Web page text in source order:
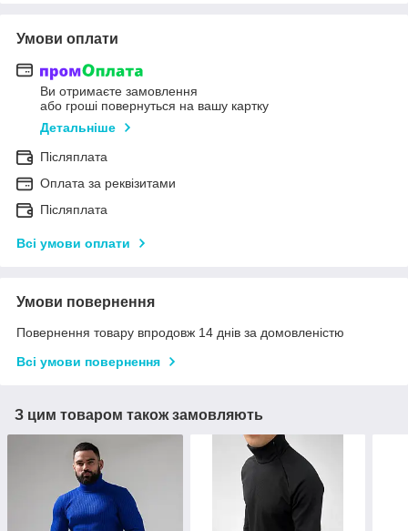
Умови оплати
Ви отримаєте замовлення
або гроші повернуться на вашу картку
Детальніше
Післяплата
Оплата за реквізитами
Післяплата
Всі умови оплати
Умови повернення
Повернення товару впродовж 14 днів за домовленістю
Всі умови повернення
З цим товаром також замовляють